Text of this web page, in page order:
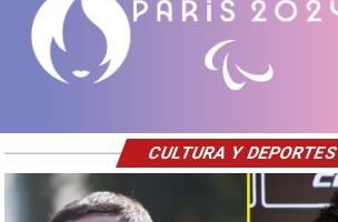
CULTURA Y DEPORTES